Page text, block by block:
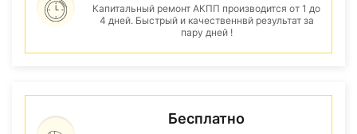
Капитальный ремонт АКПП производится от 1 до
4 дней. Быстрый и качественнвй результат за
пару дней !
Бесплатно